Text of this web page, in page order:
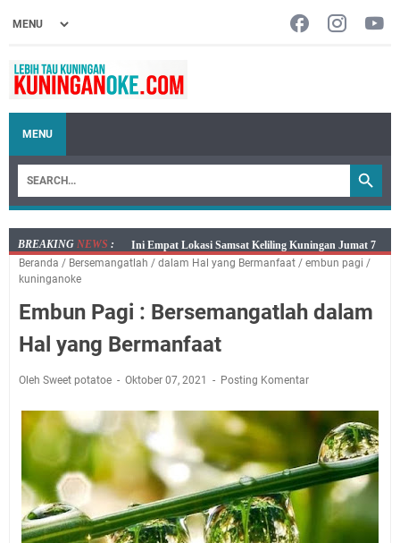
MENU
BREAKING NEWS :
Jumat 7 Agustus 2026 Mobil SIM Keliling Ada di
Kecamatan Sindangagung
Dicabut Dari Hidupmu, Kamu Akan Tetap Berjalan
Kelaparan Meskipun Memiliki Sekarung Penuh Uang
juga Tempat Beristirahat yang Paling Menenangkan, Ini
Nobar Final Piala Presiden 2026 Bersama Kebo Bule
Sangat Seru
Warga Mulai Kesulitan Air Bersih Akibat Kekeringan,
Polres Kuningan dan PAM Tirta Kamuning Salurakan
12 Ribu Liter
Uniku Jadi Tuan Rumah Pendampingan Penyusunan
Beranda / Bersemangatlah / dalam Hal yang Bermanfaat / embun pagi /
kuninganoke
Embun Pagi : Bersemangatlah dalam
Hal yang Bermanfaat
Oleh Sweet potatoe Oktober 07, 2021 Posting Komentar